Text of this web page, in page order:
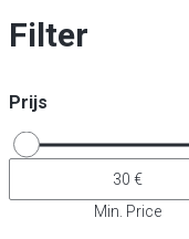
Filter
Prijs
Min. Price